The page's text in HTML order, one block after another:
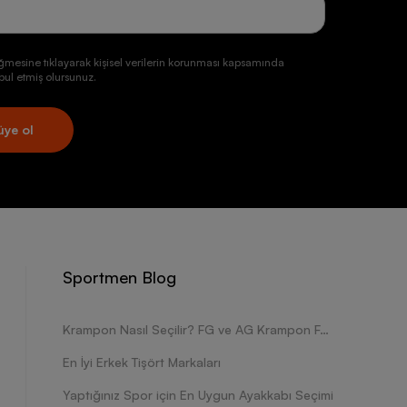
tıklayarak kişisel verilerin korunması kapsamında
etmiş olursunuz.
ol
Sportmen Blog
Krampon Nasıl Seçilir? FG ve AG Krampon Farkları Nelerdir?
En İyi Erkek Tişört Markaları
Yaptığınız Spor için En Uygun Ayakkabı Seçimi